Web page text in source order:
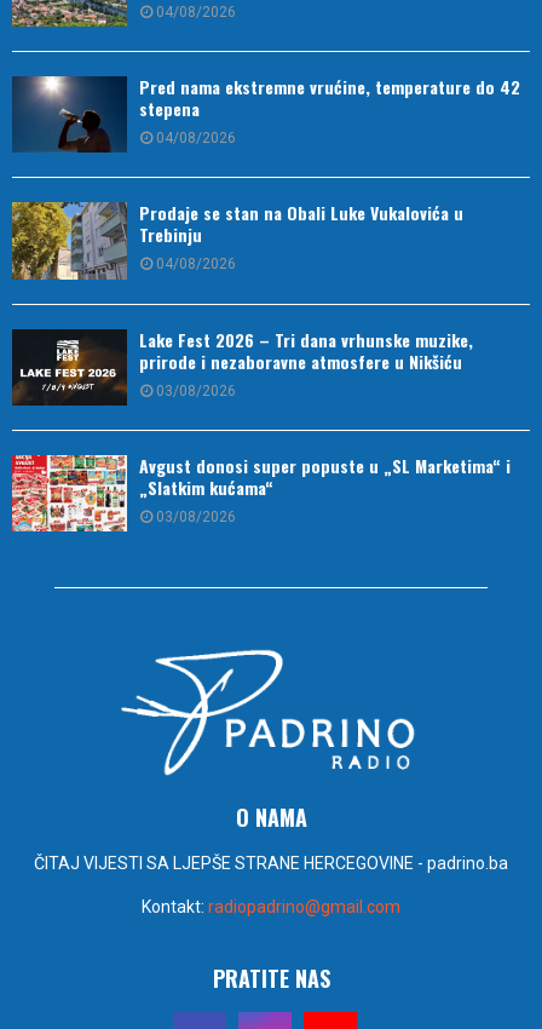
04/08/2026
Pred nama ekstremne vrućine, temperature do 42
stepena
04/08/2026
Prodaje se stan na Obali Luke Vukalovića u
Trebinju
04/08/2026
Lake Fest 2026 – Tri dana vrhunske muzike,
prirode i nezaboravne atmosfere u Nikšiću
03/08/2026
Avgust donosi super popuste u „SL Marketima“ i
„Slatkim kućama“
03/08/2026
O NAMA
ČITAJ VIJESTI SA LJEPŠE STRANE HERCEGOVINE - padrino.ba
Kontakt: radiopadrino@gmail.com
PRATITE NAS